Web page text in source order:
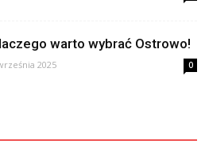
warto wybrać Ostrowo!
2025 0